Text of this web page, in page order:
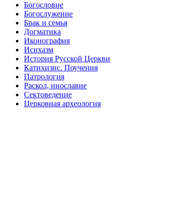
Богословие
Богослужение
Брак и семья
Догматика
Иконография
Исихазм
История Русской Церкви
Катихизис. Поучения
Патрология
Раскол, инославие
Сектоведение
Церковная археология